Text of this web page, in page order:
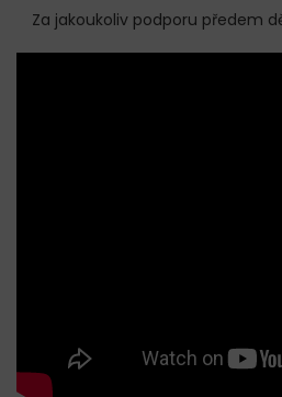
Za jakoukoliv podporu předem